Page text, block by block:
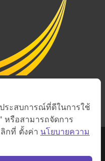
ระสบการณ์ที่ดีในการใช้
หรือสามารถจัดการ
ลิกที่ ตั้งค่า นโยบายความ